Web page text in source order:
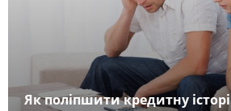
Як поліпшити кредитну